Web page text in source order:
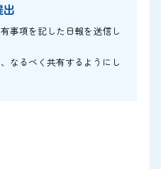
事項を記した日報を送信し
なるべく共有するようにし